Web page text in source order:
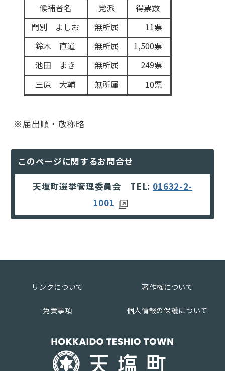
候補者名 党派
得票数
門別 よしお
無所属
11票
鈴木 直道
無所属
1,500票
池田 まき
無所属
249票
三原 大輔
無所属 10票
※届出順・敬称略
このページに関するお問合せ
天塩町選挙管理委員会 TEL: 01632-2-
1001
リンクについて 著作権について
免責事項 個人情報の保護について